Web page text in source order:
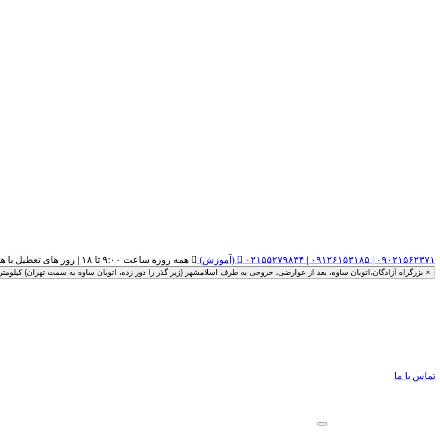
 ۰۲۱۵۵۲۷۹۸۳۴ | ۰۹۱۲۶۱۵۳۱۸۵ | ۰۹۰۲۱۵۶۲۳۷۱ (آموزش)  همه روزه ساعت ۹:۰۰ تا ۱۸ | روز های تعطیل با هماهنگی قبلی
× بزرگراه آزادگان،اتوبان ساوه، بعد از عوارضی، خروجی به طرف اسلامشهر (زیر گذر را دور زده، اتوبان ساوه به سمت تهران) کیلومتر 3، بعد از رستوران فلامینگو، پلاک 100 ، درب سبز رنگ
تماس با ما